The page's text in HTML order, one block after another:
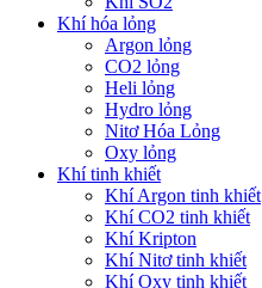
Khí hóa lỏng
Argon lỏng
CO2 lỏng
Heli lỏng
Hydro lỏng
Nitơ Hóa Lỏng
Oxy lỏng
Khí tinh khiết
Khí Argon tinh khiết
Khí CO2 tinh khiết
Khí Kripton
Khí Nitơ tinh khiết
Khí Oxy tinh khiết